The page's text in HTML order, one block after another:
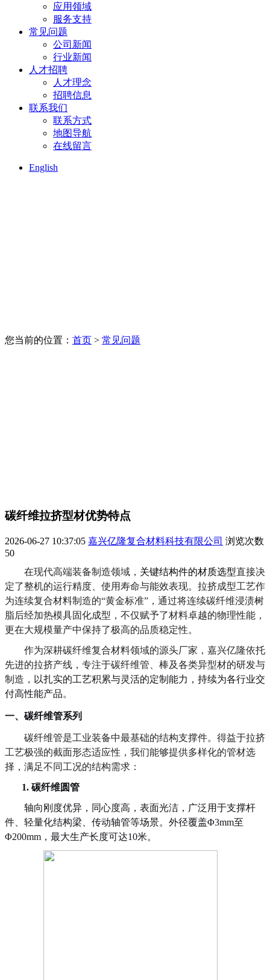
应用领域
服务支持
常见问题
公司新闻
行业新闻
人才招聘
人才理念
招聘信息
联系我们
联系方式
地图导航
在线留言
English
您当前的位置： 首页 > 常见问题
碳纤维拉挤型材优势特点
2026-06-27 10:37:05 嘉兴亿隆复合材料科技有限公司 浏览次数
50
在现代高端装备制造领域， 关键结构件的材质选型直接决
定了整机的运行精度、使用寿命与能效表现。拉挤成型工艺作
为连续复合材料制造的“黄金标准”，通过将连续碳纤维浸渍树
脂后经加热模具固化成型，不仅赋予了材料卓越的物理性能，
更在大规模量产中保持了极高的品质稳定性。
作为深耕碳纤维复合材料领域的源头厂家，嘉兴亿隆依托
先进的拉挤产线，专注于碳纤维管、棒及各类异型材的研发与
制造， 以扎实的工艺积累与灵活的定制能力，持续为各行业交
付高性能产品。
一、 碳纤维管系列
碳纤维管是工业装备中最基础的结构支撑件。得益于拉挤
工艺极强的截面形态适应性，我们能够提供多样化的管材选
择，满足不同工况的结构需求：
1. 碳纤维圆管
轴向刚度优异，同心度高，表面光洁，广泛用于支撑杆
件、轻量化结构梁、传动轴管等场景。外径覆盖Φ3mm至
Φ200mm，最大生产长度可达10米。